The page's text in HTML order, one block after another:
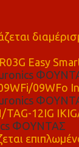
Easy
09WFo
TAG-12IG
ΦΟΥΝΤΑΣ